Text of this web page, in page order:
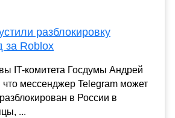
разблокировку
за Roblox
IT-комитета Госдумы Андрей
мессенджер Telegram может
в России в
...